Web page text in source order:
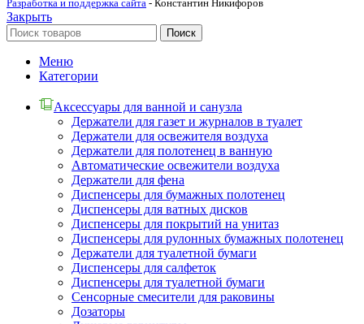
Разработка и поддержка сайта - Константин Никифоров
Закрыть
Поиск
Меню
Категории
Аксессуары для ванной и санузла
Держатели для газет и журналов в туалет
Держатели для освежителя воздуха
Держатели для полотенец в ванную
Автоматические освежители воздуха
Держатели для фена
Диспенсеры для бумажных полотенец
Диспенсеры для ватных дисков
Диспенсеры для покрытий на унитаз
Диспенсеры для рулонных бумажных полотенец
Держатели для туалетной бумаги
Диспенсеры для салфеток
Диспенсеры для туалетной бумаги
Сенсорные смесители для раковины
Дозаторы